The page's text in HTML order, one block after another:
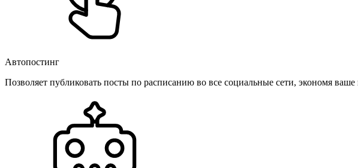
Автопостинг
Позволяет публиковать посты по расписанию во все социальные сети, экономя ваше